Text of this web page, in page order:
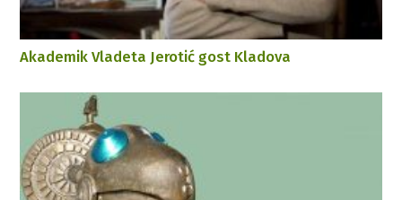
Akademik Vladeta Jerotić gost Kladova